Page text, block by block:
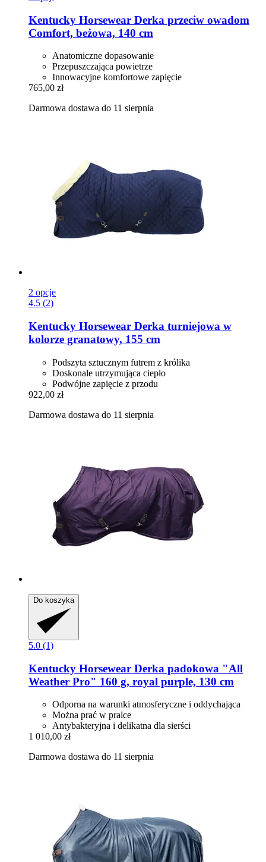
Kentucky Horsewear Derka przeciw owadom
Comfort, beżowa, 140 cm
Anatomiczne dopasowanie
Przepuszczająca powietrze
Innowacyjne komfortowe zapięcie
765,00 zł
Darmowa dostawa do 11 sierpnia
2 opcje
4.5 (2)
Kentucky Horsewear Derka turniejowa w
kolorze granatowy, 155 cm
Podszyta sztucznym futrem z królika
Doskonale utrzymująca ciepło
Podwójne zapięcie z przodu
922,00 zł
Darmowa dostawa do 11 sierpnia
Do koszyka
5.0 (1)
Kentucky Horsewear Derka padokowa "All
Weather Pro" 160 g, royal purple, 130 cm
Odporna na warunki atmosferyczne i oddychająca
Można prać w pralce
Antybakteryjna i delikatna dla sierści
1 010,00 zł
Darmowa dostawa do 11 sierpnia